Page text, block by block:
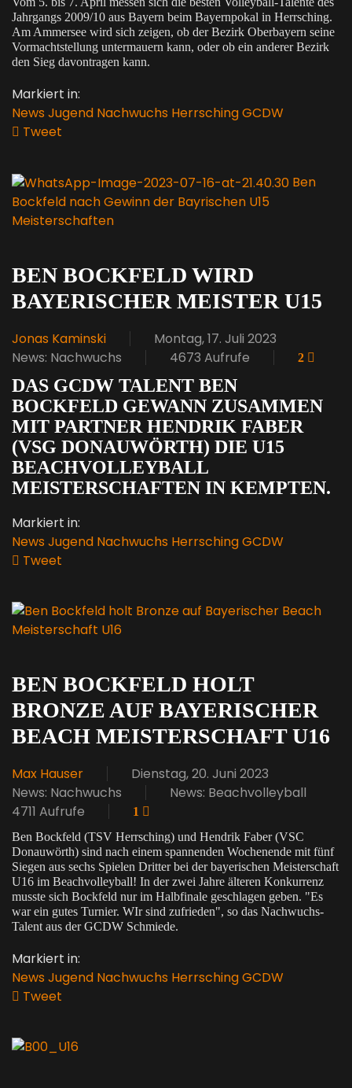
Jahrgangs 2009/10 aus Bayern beim Bayernpokal in Herrsching.
Am Ammersee wird sich zeigen, ob der Bezirk Oberbayern seine
Vormachtstellung untermauern kann, oder ob ein anderer Bezirk
den Sieg davontragen kann.
Markiert in:
News Jugend Nachwuchs HerrschingGCDW
Tweet
Ben
Bockfeld nach Gewinn der Bayrischen U15
Meisterschaften
BEN BOCKFELD WIRD
BAYERISCHER MEISTER U15
Jonas Kaminski
Montag, 17. Juli 2023
News: Nachwuchs
4673 Aufrufe 2
DAS GCDW TALENT BEN
BOCKFELD GEWANN ZUSAMMEN
MIT PARTNER HENDRIK FABER
(VSG DONAUWÖRTH) DIE U15
BEACHVOLLEYBALL
MEISTERSCHAFTEN IN KEMPTEN.
Markiert in:
News Jugend Nachwuchs HerrschingGCDW
Tweet
BEN BOCKFELD HOLT
BRONZE AUF BAYERISCHER
BEACH MEISTERSCHAFT U16
Max Hauser
Dienstag, 20. Juni 2023
News: Nachwuchs
News: Beachvolleyball
4711 Aufrufe
1
Ben Bockfeld (TSV Herrsching) und Hendrik Faber (VSC
Donauwörth) sind nach einem spannenden Wochenende mit fünf
Siegen aus sechs Spielen Dritter bei der bayerischen Meisterschaft
U16 im Beachvolleyball! In der zwei Jahre älteren Konkurrenz
musste sich Bockfeld nur im Halbfinale geschlagen geben. "Es
war ein gutes Turnier. WIr sind zufrieden", so das Nachwuchs-
Talent aus der GCDW Schmiede.
Markiert in:
News Jugend Nachwuchs HerrschingGCDW
Tweet